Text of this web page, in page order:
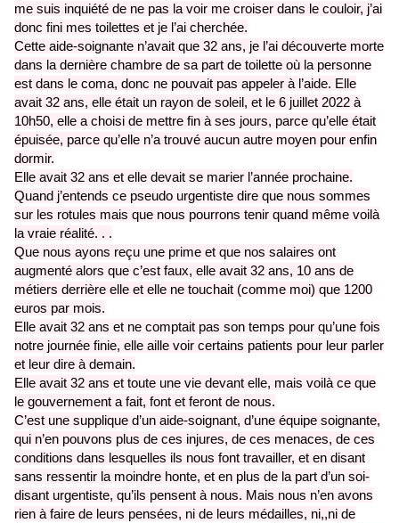
me suis inquiété de ne pas la voir me croiser dans le couloir, j’ai
donc fini mes toilettes et je l’ai cherchée.
Cette aide-soignante n’avait que 32 ans, je l’ai découverte morte
dans la dernière chambre de sa part de toilette où la personne
est dans le coma, donc ne pouvait pas appeler à l’aide. Elle
avait 32 ans, elle était un rayon de soleil, et le 6 juillet 2022 à
10h50, elle a choisi de mettre fin à ses jours, parce qu’elle était
épuisée, parce qu’elle n’a trouvé aucun autre moyen pour enfin
dormir.
Elle avait 32 ans et elle devait se marier l’année prochaine.
Quand j’entends ce pseudo urgentiste dire que nous sommes
sur les rotules mais que nous pourrons tenir quand même voilà
la vraie réalité. . .
Que nous ayons reçu une prime et que nos salaires ont
augmenté alors que c’est faux, elle avait 32 ans, 10 ans de
métiers derrière elle et elle ne touchait (comme moi) que 1200
euros par mois.
Elle avait 32 ans et ne comptait pas son temps pour qu’une fois
notre journée finie, elle aille voir certains patients pour leur parler
et leur dire à demain.
Elle avait 32 ans et toute une vie devant elle, mais voilà ce que
le gouvernement a fait, font et feront de nous.
C’est une supplique d’un aide-soignant, d’une équipe soignante,
qui n’en pouvons plus de ces injures, de ces menaces, de ces
conditions dans lesquelles ils nous font travailler, et en disant
sans ressentir la moindre honte, et en plus de la part d’un soi-
disant urgentiste, qu’ils pensent à nous. Mais nous n’en avons
rien à faire de leurs pensées, ni de leurs médailles, ni,,ni de